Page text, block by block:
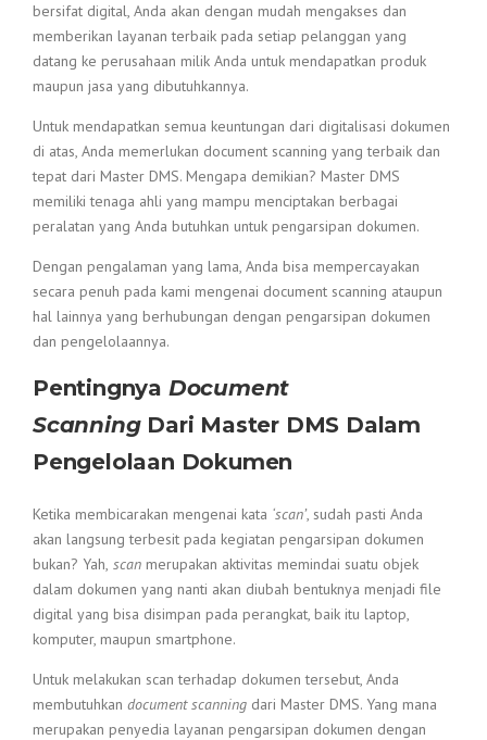
bersifat digital, Anda akan dengan mudah mengakses dan
memberikan layanan terbaik pada setiap pelanggan yang
datang ke perusahaan milik Anda untuk mendapatkan produk
maupun jasa yang dibutuhkannya.
Untuk mendapatkan semua keuntungan dari digitalisasi dokumen
di atas, Anda memerlukan document scanning yang terbaik dan
tepat dari Master DMS. Mengapa demikian? Master DMS
memiliki tenaga ahli yang mampu menciptakan berbagai
peralatan yang Anda butuhkan untuk pengarsipan dokumen.
Dengan pengalaman yang lama, Anda bisa mempercayakan
secara penuh pada kami mengenai document scanning ataupun
hal lainnya yang berhubungan dengan pengarsipan dokumen
dan pengelolaannya.
Pentingnya Document
ScanningDari Master DMS Dalam
Pengelolaan Dokumen
Ketika membicarakan mengenai kata ‘scan’, sudah pasti Anda
akan langsung terbesit pada kegiatan pengarsipan dokumen
bukan? Yah, scan merupakan aktivitas memindai suatu objek
dalam dokumen yang nanti akan diubah bentuknya menjadi file
digital yang bisa disimpan pada perangkat, baik itu laptop,
komputer, maupun smartphone.
Untuk melakukan scan terhadap dokumen tersebut, Anda
membutuhkan document scanning dari Master DMS. Yang mana
merupakan penyedia layanan pengarsipan dokumen dengan